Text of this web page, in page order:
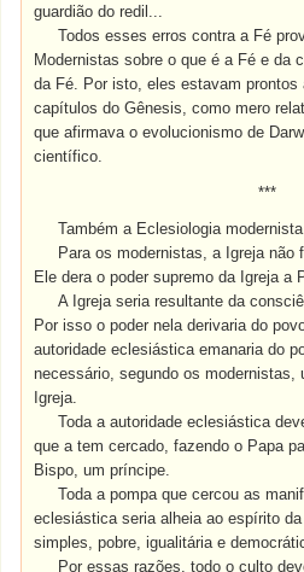
guardião do redil...
Todos esses erros contra a Fé
Modernistas sobre o que é a Fé e da
da Fé. Por isto, eles estavam prontos
capítulos do Gênesis, como mero
que afirmava o evolucionismo de
científico.
***
Também a Eclesiologia modernista
Para os modernistas, a Igreja não
Ele dera o poder supremo da Igreja a
A Igreja seria resultante da
Por isso o poder nela derivaria do
autoridade eclesiástica emanaria do
necessário, segundo os modernistas,
Igreja.
Toda a autoridade eclesiástica
que a tem cercado, fazendo o Papa
Bispo, um príncipe.
Toda a pompa que cercou as
eclesiástica seria alheia ao espírito
simples, pobre, igualitária e
Por essas razões, todo o culto